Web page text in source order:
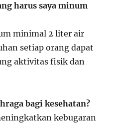
harus saya minum
minimal 2 liter air
setiap orang dapat
aktivitas fisik dan
bagi kesehatan?
kebugaran